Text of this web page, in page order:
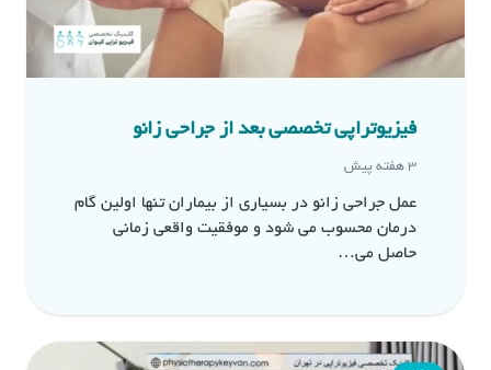
فیزیوتراپی تخصصی بعد از جراحی زانو
3 هفته پیش
عمل جراحی زانو در بسیاری از بیماران تنها اولین گام
درمان محسوب می شود و موفقیت واقعی زمانی
حاصل می…